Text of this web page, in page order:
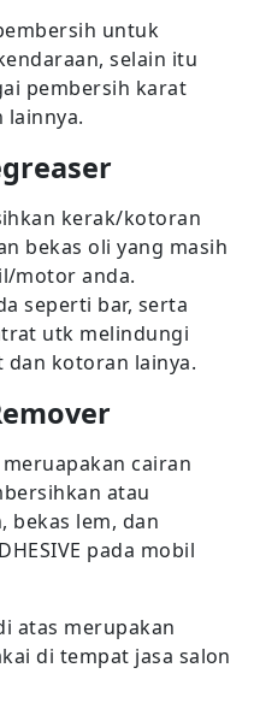
untuk
selain itu
pembersih karat
lainnya.
kerak/kotoran
bekas oli yang masih
motor anda.
seperti bar, serta
utk melindungi
dan kotoran lainya.
cairan
atau
bekas lem, dan
pada mobil
atas merupakan
di tempat jasa salon